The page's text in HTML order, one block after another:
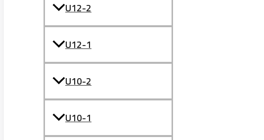
U12-2
U12-1
U10-2
U10-1